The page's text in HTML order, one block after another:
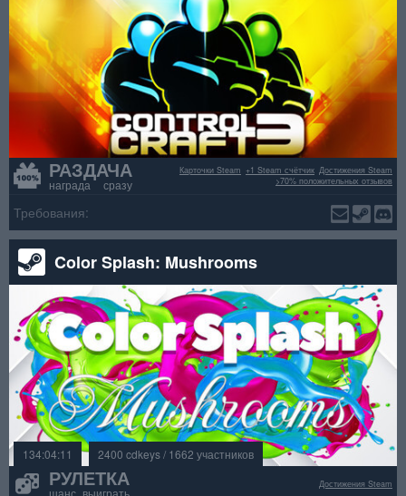
РАЗДАЧА
награда сразу
Достижения Steam
+1 Steam счётчик
Карточки Steam
>70% положительных отзывов
Требования:
Color Splash: Mushrooms
134:04:11 2400 cdkeys / 1662 участников
РУЛЕТКА
шанс выиграть
Достижения Steam